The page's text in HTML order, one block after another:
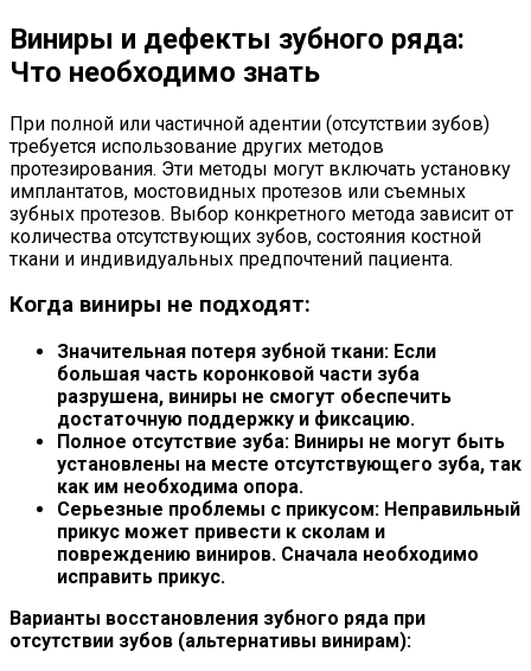
Виниры и дефекты зубного ряда:
Что необходимо знать
При полной или частичной адентии (отсутствии зубов)
требуется использование других методов
протезирования. Эти методы могут включать установку
имплантатов, мостовидных протезов или съемных
зубных протезов. Выбор конкретного метода зависит от
количества отсутствующих зубов, состояния костной
ткани и индивидуальных предпочтений пациента.
Когда виниры не подходят:
Значительная потеря зубной ткани: Если
большая часть коронковой части зуба
разрушена, виниры не смогут обеспечить
достаточную поддержку и фиксацию.
Полное отсутствие зуба: Виниры не могут быть
установлены на месте отсутствующего зуба, так
как им необходима опора.
Серьезные проблемы с прикусом: Неправильный
прикус может привести к сколам и
повреждению виниров. Сначала необходимо
исправить прикус.
Варианты восстановления зубного ряда при
отсутствии зубов (альтернативы винирам):